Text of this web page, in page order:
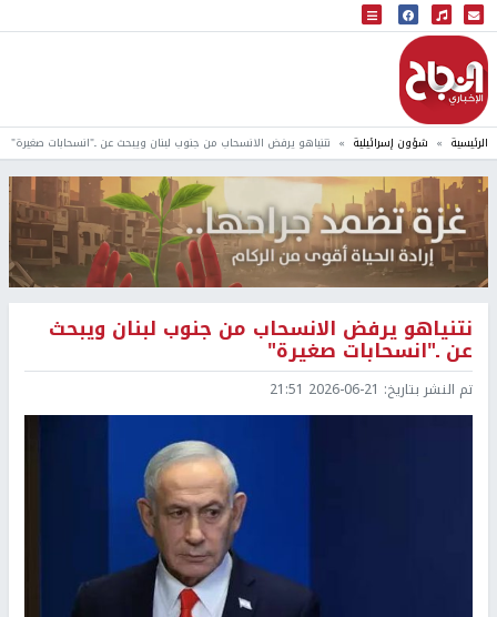
البث المباشر
إذاعة النجاح
الرئيسية شؤون إسرائيلية نتنياهو يرفض الانسحاب من جنوب لبنان ويبحث عن ـ"انسحابات صغيرة"
نتنياهو يرفض الانسحاب من جنوب لبنان ويبحث
عن ـ"انسحابات صغيرة"
تم النشر بتاريخ: 2026-06-21 21:51